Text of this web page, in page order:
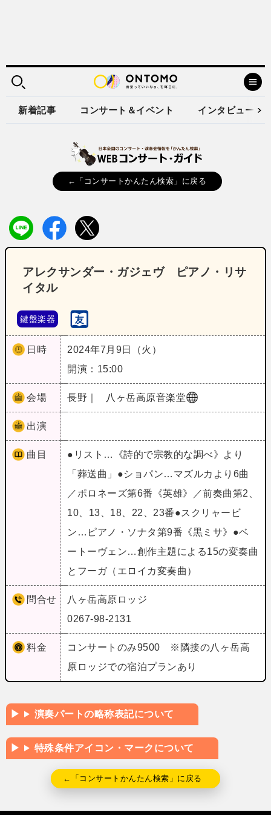
新着記事 コンサート＆イベント インタビュー
←「コンサートかんたん検索」に戻る
アレクサンダー・ガジェヴ ピアノ・リサ
イタル
鍵盤楽器
日時
2024年7月9日（火）
開演：15:00
会場 長野｜ 八ヶ岳高原音楽堂
出演
曲目
●リスト…《詩的で宗教的な調べ》より
「葬送曲」●ショパン…マズルカより6曲
／ポロネーズ第6番《英雄》／前奏曲第2、
10、13、18、22、23番●スクリャービ
ン…ピアノ・ソナタ第9番《黒ミサ》●ベ
ートーヴェン…創作主題による15の変奏曲
とフーガ（エロイカ変奏曲）
問合せ
八ヶ岳高原ロッジ
0267-98-2131
料金
コンサートのみ9500 ※隣接の八ヶ岳高
原ロッジでの宿泊プランあり
演奏パートの略称表記について
特殊条件アイコン・マークについて
←「コンサートかんたん検索」に戻る